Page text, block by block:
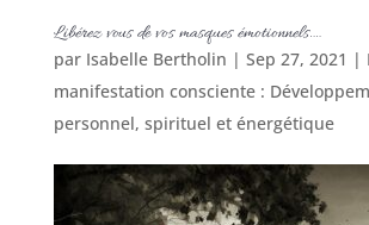
Libérez vous de vos masques émotionnels….
par Isabelle Bertholin | Sep 27, 2021 |
manifestation consciente :
personnel, spirituel et énergétique